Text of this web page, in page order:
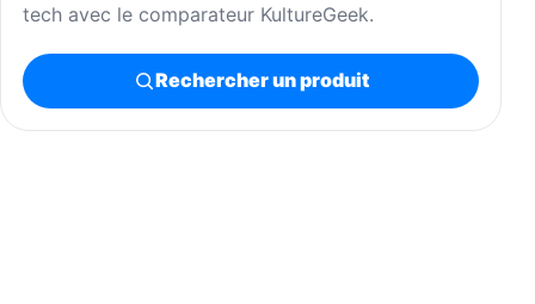
tech avec le comparateur KultureGeek.
Rechercher un produit